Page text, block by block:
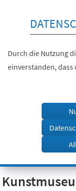
Visuelle
Assistenzsoftware
öffnen.
Durch die Nutzung
einverstanden, dass